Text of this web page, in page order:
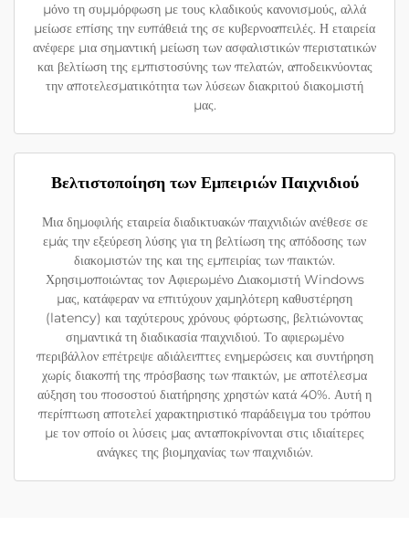
μόνο τη συμμόρφωση με τους κλαδικούς κανονισμούς, αλλά
μείωσε επίσης την ευπάθειά της σε κυβερνοαπειλές. Η εταιρεία
ανέφερε μια σημαντική μείωση των ασφαλιστικών περιστατικών
και βελτίωση της εμπιστοσύνης των πελατών, αποδεικνύοντας
την αποτελεσματικότητα των λύσεων διακριτού διακομιστή
μας.
Βελτιστοποίηση των Εμπειριών Παιχνιδιού
Μια δημοφιλής εταιρεία διαδικτυακών παιχνιδιών ανέθεσε σε
εμάς την εξεύρεση λύσης για τη βελτίωση της απόδοσης των
διακομιστών της και της εμπειρίας των παικτών.
Χρησιμοποιώντας τον Αφιερωμένο Διακομιστή Windows
μας, κατάφεραν να επιτύχουν χαμηλότερη καθυστέρηση
(latency) και ταχύτερους χρόνους φόρτωσης, βελτιώνοντας
σημαντικά τη διαδικασία παιχνιδιού. Το αφιερωμένο
περιβάλλον επέτρεψε αδιάλειπτες ενημερώσεις και συντήρηση
χωρίς διακοπή της πρόσβασης των παικτών, με αποτέλεσμα
αύξηση του ποσοστού διατήρησης χρηστών κατά 40%. Αυτή η
περίπτωση αποτελεί χαρακτηριστικό παράδειγμα του τρόπου
με τον οποίο οι λύσεις μας ανταποκρίνονται στις ιδιαίτερες
ανάγκες της βιομηχανίας των παιχνιδιών.